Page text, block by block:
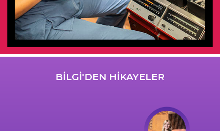
BİLGİ'DEN HİKAYELER